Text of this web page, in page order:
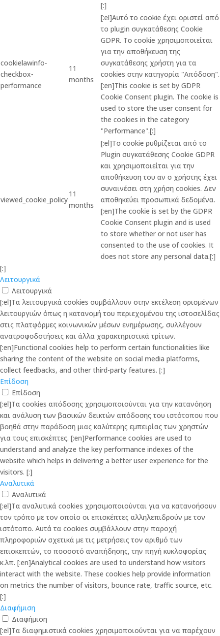
[:]
cookielawinfo-
checkbox-
performance
11
months
[:el]Αυτό το cookie έχει οριστεί από
το plugin συγκατάθεσης Cookie
GDPR. Το cookie χρησιμοποιείται
για την αποθήκευση της
συγκατάθεσης χρήστη για τα
cookies στην κατηγορία "Απόδοση".
[:en]This cookie is set by GDPR
Cookie Consent plugin. The cookie is
used to store the user consent for
the cookies in the category
"Performance".[:]
viewed_cookie_policy
11
months
[:el]Το cookie ρυθμίζεται από το
Plugin συγκατάθεσης Cookie GDPR
και χρησιμοποιείται για την
αποθήκευση του αν ο χρήστης έχει
συναινέσει στη χρήση cookies. Δεν
αποθηκεύει προσωπικά δεδομένα.
[:en]The cookie is set by the GDPR
Cookie Consent plugin and is used
to store whether or not user has
consented to the use of cookies. It
does not store any personal data.[:]
[:]
Λειτουργικά
Λειτουργικά
[:el]Τα λειτουργικά cookies συμβάλλουν στην εκτέλεση ορισμένων
λειτουργιών όπως η κατανομή του περιεχομένου της ιστοσελίδας
στις πλατφόρμες κοινωνικών μέσων ενημέρωσης, συλλέγουν
ανατροφοδοτήσεις και άλλα χαρακτηριστικά τρίτων.
[:en]Functional cookies help to perform certain functionalities like
sharing the content of the website on social media platforms,
collect feedbacks, and other third-party features. [:]
Επίδοση
Επίδοση
[:el]Τα cookies απόδοσης χρησιμοποιούνται για την κατανόηση
και ανάλυση των βασικών δεικτών απόδοσης του ιστότοπου που
βοηθά στην παράδοση μιας καλύτερης εμπειρίας των χρηστών
για τους επισκέπτες. [:en]Performance cookies are used to
understand and analyze the key performance indexes of the
website which helps in delivering a better user experience for the
visitors. [:]
Αναλυτικά
Αναλυτικά
[:el]Τα αναλυτικά cookies χρησιμοποιούνται για να κατανοήσουν
τον τρόπο με τον οποίο οι επισκέπτες αλληλεπιδρούν με τον
ιστότοπο. Αυτά τα cookies συμβάλλουν στην παροχή
πληροφοριών σχετικά με τις μετρήσεις τον αριθμό των
επισκεπτών, το ποσοστό αναπήδησης, την πηγή κυκλοφορίας
κ.λπ. [:en]Analytical cookies are used to understand how visitors
interact with the website. These cookies help provide information
on metrics the number of visitors, bounce rate, traffic source, etc.
[:]
Διαφήμιση
Διαφήμιση
[:el]Τα διαφημιστικά cookies χρησιμοποιούνται για να παρέχουν